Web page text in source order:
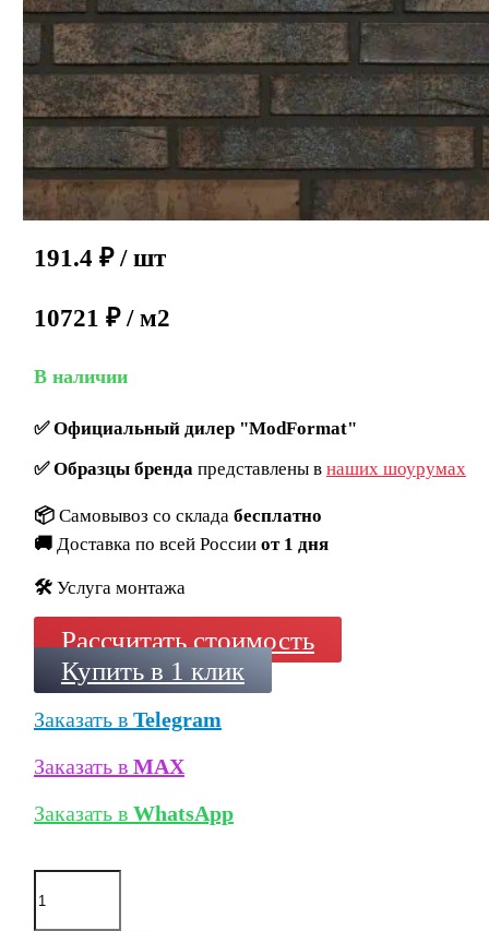
191.4 ₽ / шт
10721 ₽ / м2
В наличии
✅Официальный дилер "ModFormat"
✅Образцы брендапредставлены в наших шоурумах
📦 Самовывоз со склада бесплатно
🚚 Доставка по всей России от 1 дня
🛠️ Услуга монтажа
Рассчитать стоимость
Купить в 1 клик
Заказать в Telegram
Заказать в MAX
Заказать в WhatsApp
Количество
товара